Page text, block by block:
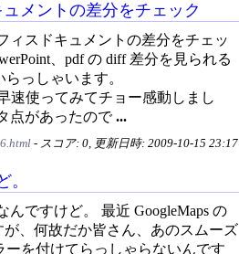
メントの差分をチェック
ィスドキュメントの差分をチェッ
、pdf の diff 差分を見られる
っしゃいます。
速使ってみてチョー感動しまし
点があったので...
- スコア: 0, 更新日時: 2009-10-15 23:17
。
んですけど。 最近 GoogleMaps の
、何故だか皆さん、あのスムーズ
を付けてらっしゃらないんです